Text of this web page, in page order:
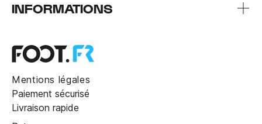
INFORMATIONS
Mentions légales
Paiement sécurisé
Livraison rapide